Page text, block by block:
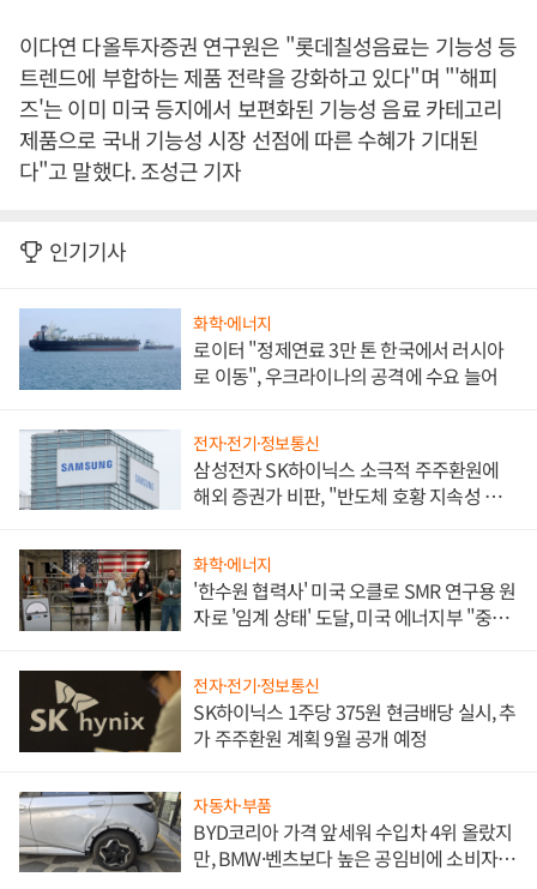
이다연 다올투자증권 연구원은 "롯데칠성음료는 기능성 등
트렌드에 부합하는 제품 전략을 강화하고 있다"며 "'해피
즈'는 이미 미국 등지에서 보편화된 기능성 음료 카테고리
제품으로 국내 기능성 시장 선점에 따른 수혜가 기대된
다"고 말했다. 조성근 기자
인기기사
화학·에너지
로이터 "정제연료 3만 톤 한국에서 러시아
로 이동", 우크라이나의 공격에 수요 늘어
전자·전기·정보통신
삼성전자 SK하이닉스 소극적 주주환원에
해외 증권가 비판, "반도체 호황 지속성 의
화학·에너지
'한수원 협력사' 미국 오클로 SMR 연구용 원
자로 '임계 상태' 도달, 미국 에너지부 "중요
전자·전기·정보통신
SK하이닉스 1주당 375원 현금배당 실시, 추
가 주주환원 계획 9월 공개 예정
자동차·부품
BYD코리아 가격 앞세워 수입차 4위 올랐지
만, BMW·벤츠보다 높은 공임비에 소비자